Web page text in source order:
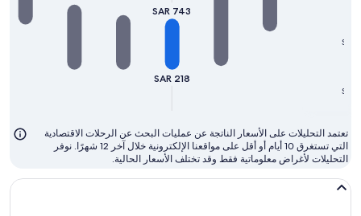
SAR
SAR
SAR 218
SAR 743
تعتمد التحليلات على الأسعار الناتجة عن عمليات البحث عن الرحلات الاقتصادية
التي تستغرق 10 أيام أو أقل على مواقعنا الإلكترونية خلال آخر 12 شهرًا. نوفر
التحليلات لأغراض معلوماتية فقط وقد تختلف الأسعار الحالية.